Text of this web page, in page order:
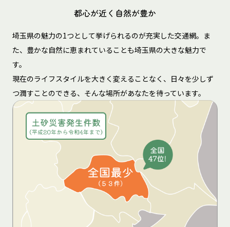
都心が近く自然が豊か
埼玉県の魅力の1つとして挙げられるのが充実した交通網。ま
た、豊かな自然に恵まれていることも埼玉県の大きな魅力で
す。
現在のライフスタイルを大きく変えることなく、日々を少しず
つ潤すことのできる、そんな場所があなたを待っています。